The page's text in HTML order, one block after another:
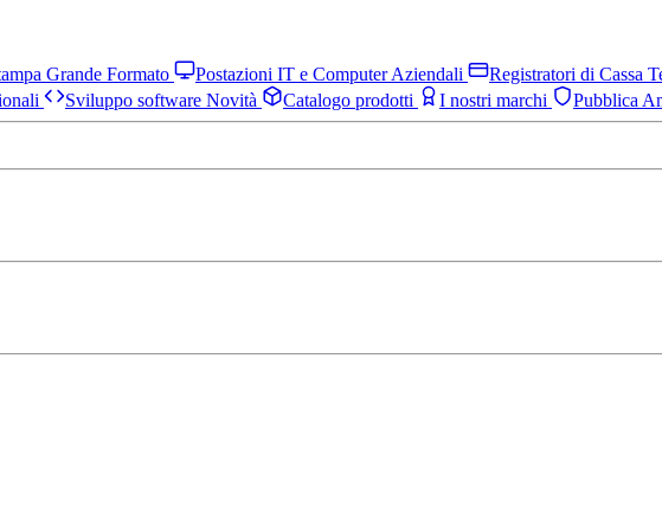
Grande Formato Postazioni IT e Computer Aziendali Registratori di Cassa
Sviluppo software Novità Catalogo prodotti I nostri marchi Pubblica